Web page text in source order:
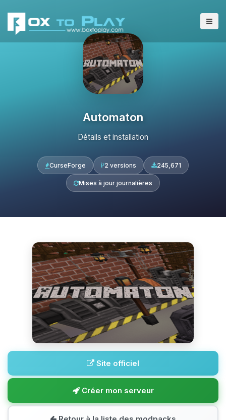
Automaton
Détails et installation
CurseForge 2 versions 245,671
Mises à jour journalières
Site officiel
Créer mon serveur